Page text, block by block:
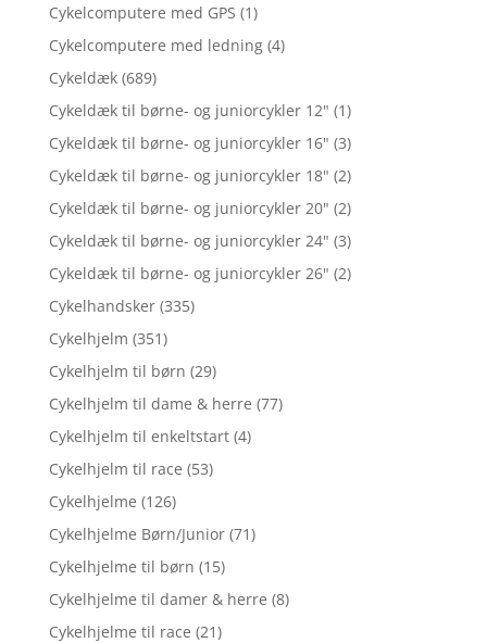
Cykelcomputere med GPS (1)
Cykelcomputere med ledning (4)
Cykeldæk (689)
Cykeldæk til børne- og juniorcykler 12" (1)
Cykeldæk til børne- og juniorcykler 16" (3)
Cykeldæk til børne- og juniorcykler 18" (2)
Cykeldæk til børne- og juniorcykler 20" (2)
Cykeldæk til børne- og juniorcykler 24" (3)
Cykeldæk til børne- og juniorcykler 26" (2)
Cykelhandsker (335)
Cykelhjelm (351)
Cykelhjelm til børn (29)
Cykelhjelm til dame & herre (77)
Cykelhjelm til enkeltstart (4)
Cykelhjelm til race (53)
Cykelhjelme (126)
Cykelhjelme Børn/Junior (71)
Cykelhjelme til børn (15)
Cykelhjelme til damer & herre (8)
Cykelhjelme til race (21)